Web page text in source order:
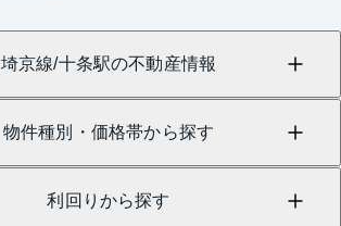
埼京線/十条駅の不動産情報
物件種別・価格帯から探す
利回りから探す